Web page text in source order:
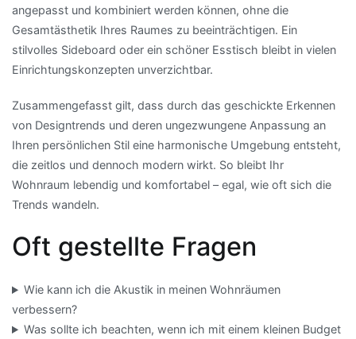
angepasst und kombiniert werden können, ohne die
Gesamtästhetik Ihres Raumes zu beeinträchtigen. Ein
stilvolles Sideboard oder ein schöner Esstisch bleibt in vielen
Einrichtungskonzepten unverzichtbar.
Zusammengefasst gilt, dass durch das geschickte Erkennen
von Designtrends und deren ungezwungene Anpassung an
Ihren persönlichen Stil eine harmonische Umgebung entsteht,
die zeitlos und dennoch modern wirkt. So bleibt Ihr
Wohnraum lebendig und komfortabel – egal, wie oft sich die
Trends wandeln.
Oft gestellte Fragen
Wie kann ich die Akustik in meinen Wohnräumen
verbessern?
Was sollte ich beachten, wenn ich mit einem kleinen Budget